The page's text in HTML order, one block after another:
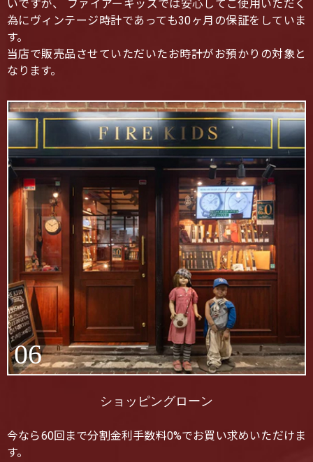
いですが、 ファイアーキッズでは安心してご使用いただく
為にヴィンテージ時計であっても30ヶ月の保証をしていま
す。
当店で販売品させていただいたお時計がお預かりの対象と
なります。
06
ショッピングローン
今なら60回まで分割金利手数料0%でお買い求めいただけま
す。